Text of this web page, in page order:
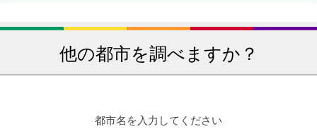
他の都市を調べますか？
都市名を入力してください